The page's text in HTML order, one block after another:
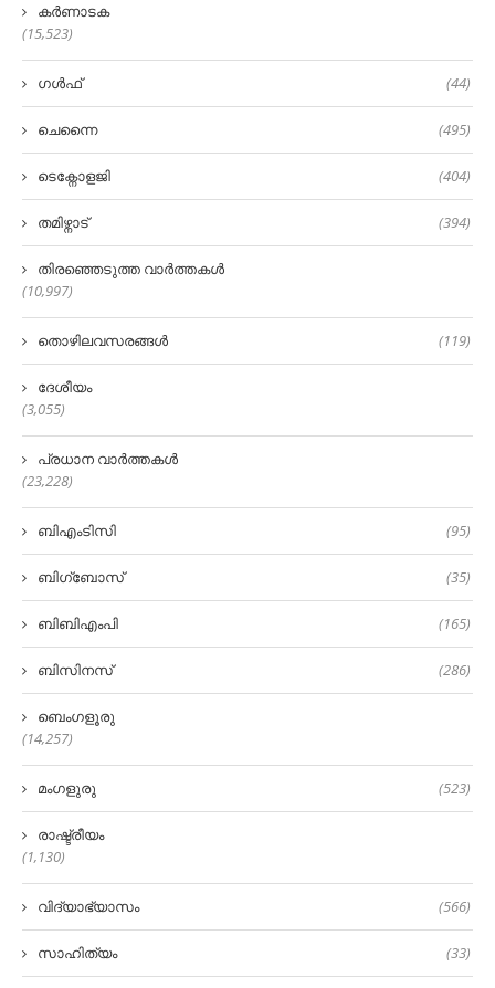
കർണാടക
(15,523)
ഗൾഫ് (44)
ചെന്നൈ (495)
ടെക്നോളജി (404)
തമിഴ്നാട് (394)
തിരഞ്ഞെടുത്ത വാർത്തകൾ
(10,997)
തൊഴിലവസരങ്ങൾ (119)
ദേശീയം
(3,055)
പ്രധാന വാർത്തകൾ
(23,228)
ബിഎംടിസി (95)
ബിഗ്‌ബോസ് (35)
ബിബിഎംപി (165)
ബിസിനസ് (286)
ബെംഗളൂരു
(14,257)
മംഗളുരു (523)
രാഷ്ട്രീയം
(1,130)
വിദ്യാഭ്യാസം (566)
സാഹിത്യം (33)